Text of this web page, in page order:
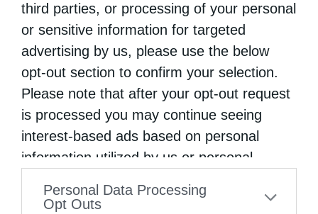
third parties, or processing of your personal
or sensitive information for targeted
advertising by us, please use the below
opt-out section to confirm your selection.
Please note that after your opt-out request
is processed you may continue seeing
interest-based ads based on personal
information utilized by us or personal
to your opt-out. You may separately opt-out
Personal Data Processing
Opt Outs
συγχώρηση από τους παρισταμένους
Πατέρες και μοναχούς, παρέδωσε την ψυχή
του γαληνεμένα και μακάρια, ψελλίζοντας το
«Μνήσθητί μου Κύριε, όταν έλθης εν τη
Βασιλεία Σου».
Ο Παπουλάκος, τόσα χρόνια μετά την οσιακή
«προκαλεί» αμφίσημες αντιδράσεις και